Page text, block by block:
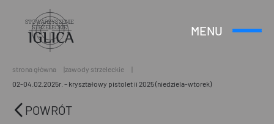
Header
Logo
MENU
Otwórz
strona główna
zawody strzeleckie
02-04.02.2025r. – kryształowy pistolet ii 2025 (niedziela-wtorek)
POWRÓT